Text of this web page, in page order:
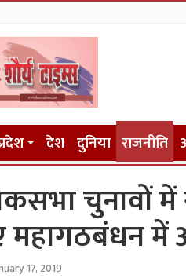
देश दुनिया राजनीति
चुनावों
महागठबंधन में
17, 2019